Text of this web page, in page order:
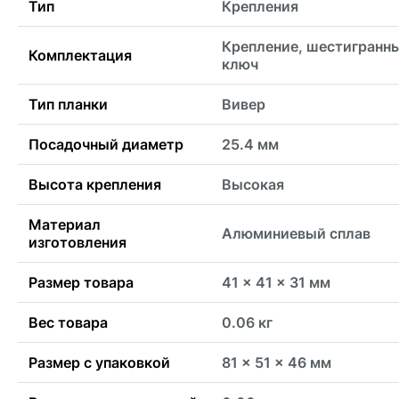
Тип Крепления
Комплектация
Крепление,
ключ
Тип планки Вивер
Посадочный диаметр 25.4 мм
Высота крепления Высокая
Материал
изготовления
Алюминиевый сплав
Размер товара 41 x 41 x 31 мм
Вес товара 0.06 кг
Размер с упаковкой 81 x 51 x 46 мм